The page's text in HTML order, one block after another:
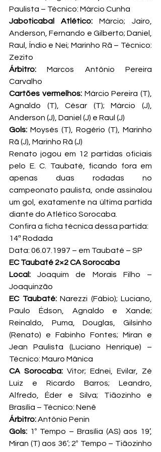
Paulista – Técnico: Márcio Cunha
Jaboticabal Atlético: Márcio; Jairo,
Anderson, Fernando e Gilberto; Daniel,
Raul, Índio e Nei; Marinho Rã – Técnico:
Zezito
Árbitro: Marcos Antônio Pereira
Carvalho
Cartões vermelhos: Márcio Pereira (T),
Agnaldo (T), César (T); Márcio (J),
Anderson (J), Daniel (J) e Raul (J)
Gols: Moysés (T), Rogério (T), Marinho
Rã (J), Marinho Rã (J)
Renato jogou em 12 partidas oficiais
pelo E. C. Taubaté, ficando fora em
apenas duas rodadas no
campeonato paulista, onde assinalou
um gol, exatamente na última partida
diante do Atlético Sorocaba.
Confira a ficha técnica dessa partida:
14ª Rodada
Data: 06.07.1997 – em Taubaté – SP
EC Taubaté 2×2 CA Sorocaba
Local: Joaquim de Morais Filho –
Joaquinzão
EC Taubaté: Narezzi (Fábio); Luciano,
Paulo Édson, Agnaldo e Xande;
Reinaldo, Puma, Douglas, Gilsinho
(Renato) e Fabinho Fontes; Miran e
Jean Paulista (Luciano Henrique) –
Técnico: Mauro Mânica
CA Sorocaba: Vitor; Ednei, Evilar, Zé
Luiz e Ricardo Barros; Leandro,
Alfredo, Éder e Silva; Tiãozinho e
Brasília – Técnico: Nenê
Árbitro: Antônio Penin
Gols: 1º Tempo – Brasília (AS) aos 19’,
Miran (T) aos 36’; 2º Tempo – Tiãozinho